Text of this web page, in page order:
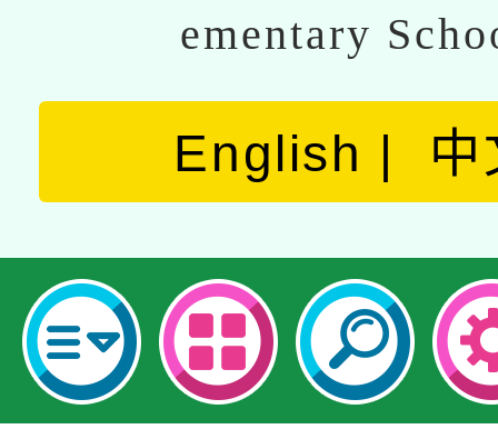
ementary
English 中